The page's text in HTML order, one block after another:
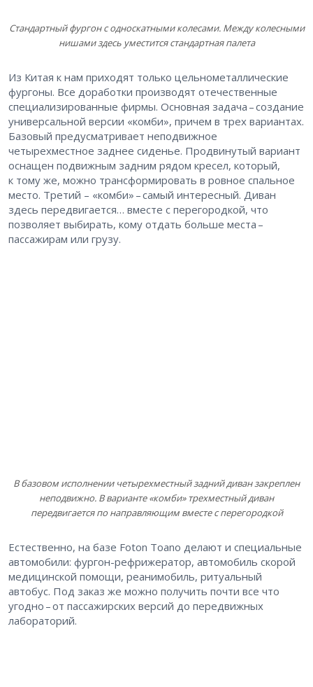
Стандартный фургон с односкатными колесами. Между колесными
нишами здесь уместится стандартная палета
Из Китая к нам приходят только цельнометаллические
фургоны. Все доработки производят отечественные
специализированные фирмы. Основная задача – ​создание
универсальной версии «комби», причем в трех вариантах.
Базовый предусматривает неподвижное
четырехместное заднее сиденье. Продвинутый вариант
оснащен подвижным задним рядом кресел, который,
к тому же, можно трансформировать в ровное спальное
место. Третий – «комби» – ​самый интересный. Диван
здесь передвигается… вместе с перегородкой, что
позволяет выбирать, кому отдать больше места – ​
пассажирам или грузу.
В базовом исполнении четырехместный задний диван закреплен
неподвижно. В варианте «комби» трехместный диван
передвигается по направляющим вместе с перегородкой
Естественно, на базе Foton Toano делают и специальные
автомобили: фургон-рефрижератор, автомобиль скорой
медицинской помощи, реанимобиль, ритуальный
автобус. Под заказ же можно получить почти все что
угодно – ​от пассажирских версий до передвижных
лабораторий.